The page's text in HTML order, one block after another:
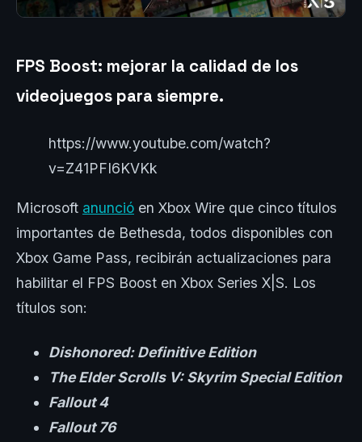
FPS Boost: mejorar la calidad de los
videojuegos para siempre.
https://www.youtube.com/watch?
v=Z41PFI6KVKk
Microsoft anunció en Xbox Wire que cinco títulos
importantes de Bethesda, todos disponibles con
Xbox Game Pass, recibirán actualizaciones para
habilitar el FPS Boost en Xbox Series X|S. Los
títulos son:
Dishonored: Definitive Edition
The Elder Scrolls V: Skyrim Special Edition
Fallout 4
Fallout 76